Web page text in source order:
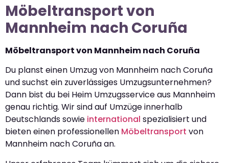
Möbeltransport von
Mannheim nach Coruña
Möbeltransport von Mannheim nach Coruña
Du planst einen Umzug von Mannheim nach Coruña
und suchst ein zuverlässiges Umzugsunternehmen?
Dann bist du bei Heim Umzugsservice aus Mannheim
genau richtig. Wir sind auf Umzüge innerhalb
Deutschlands sowie international spezialisiert und
bieten einen professionellen Möbeltransport von
Mannheim nach Coruña an.